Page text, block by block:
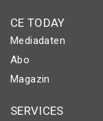
CE TODAY
Mediadaten
Abo
Magazin
SERVICES